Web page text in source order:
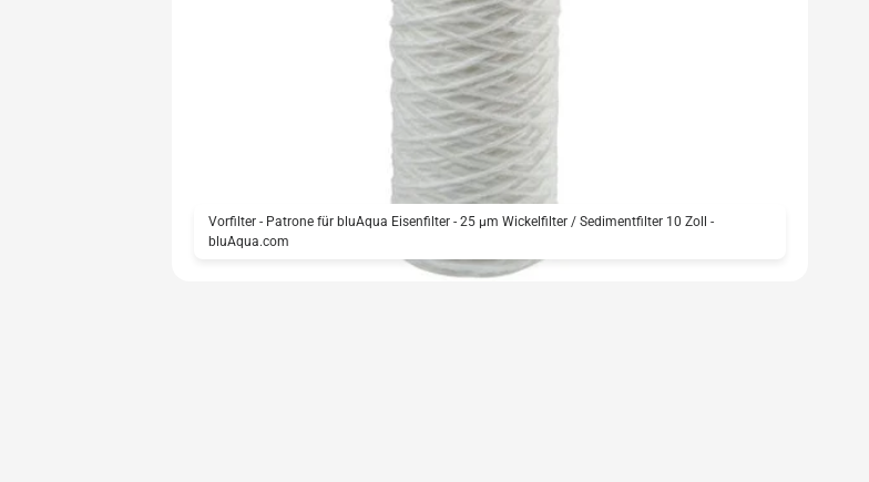
Vorfilter - Patrone für bluAqua Eisenfilter - 25 µm Wickelfilter / Sedimentfilter 10 Zoll -
bluAqua.com